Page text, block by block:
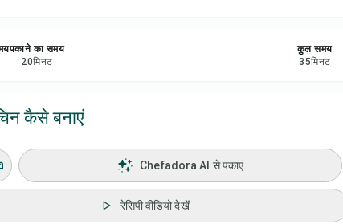
पकाने का समय
20मिनट
कुल समय
35मिनट
कैसे बनाएं
Chefadora AI से पकाएं
रेसिपी वीडियो देखें